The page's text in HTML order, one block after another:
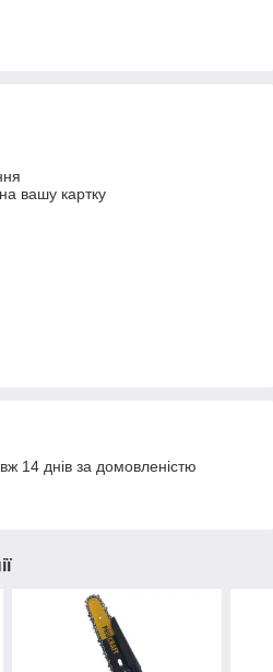
вашу картку
14 днів за домовленістю